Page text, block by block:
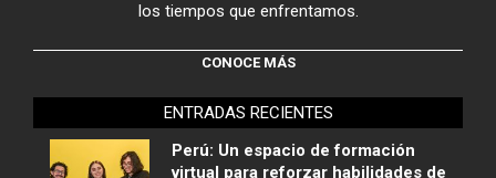
los tiempos que enfrentamos.
CONOCE MÁS
ENTRADAS RECIENTES
Perú: Un espacio de formación
virtual para reforzar habilidades de